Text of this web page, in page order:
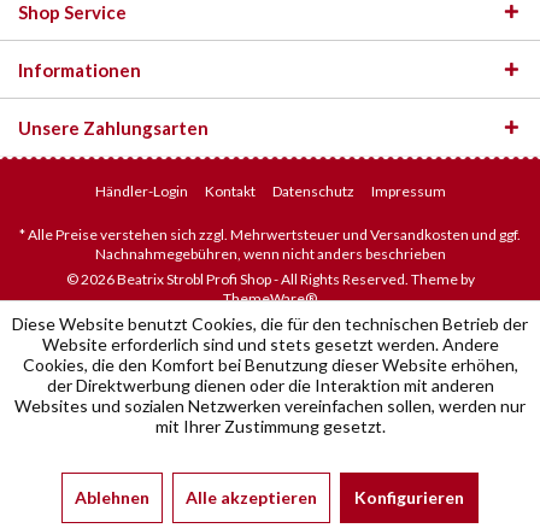
Shop Service
Informationen
Unsere Zahlungsarten
Händler-Login Kontakt Datenschutz Impressum
* Alle Preise verstehen sich zzgl. Mehrwertsteuer und Versandkosten und ggf.
Nachnahmegebühren, wenn nicht anders beschrieben
© 2026 Beatrix Strobl Profi Shop - All Rights Reserved. Theme by
ThemeWare®
Diese Website benutzt Cookies, die für den technischen Betrieb der
Website erforderlich sind und stets gesetzt werden. Andere
Cookies, die den Komfort bei Benutzung dieser Website erhöhen,
der Direktwerbung dienen oder die Interaktion mit anderen
Websites und sozialen Netzwerken vereinfachen sollen, werden nur
mit Ihrer Zustimmung gesetzt.
Ablehnen Alle akzeptieren Konfigurieren